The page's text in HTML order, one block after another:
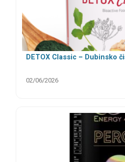
DETOX Classic – Dubinsko
02/06/2026